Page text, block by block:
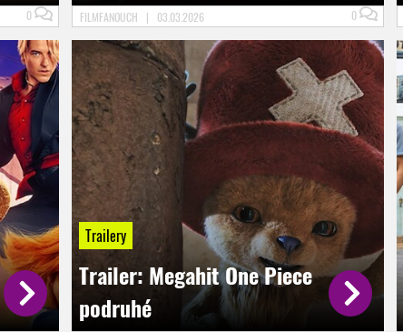
0 FILMFANOUCH | 03.03.2026 0
Trailery
Trailer: Megahit One Piece
podruhé